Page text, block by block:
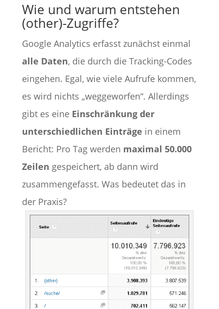
Wie und warum entstehen
(other)-Zugriffe?
Google Analytics erfasst zunächst einmal
alle Daten, die durch die Tracking-Codes
eingehen. Egal, wie viele Aufrufe kommen,
es wird nichts „weggeworfen“. Allerdings
gibt es eine Einschränkung der
unterschiedlichen Einträge in einem
Bericht: Pro Tag werden maximal 50.000
Zeilen gespeichert, ab dann wird
zusammengefasst. Was bedeutet das in
der Praxis?